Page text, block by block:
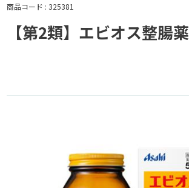
商品コード : 325381
【第2類】エビオス整腸薬